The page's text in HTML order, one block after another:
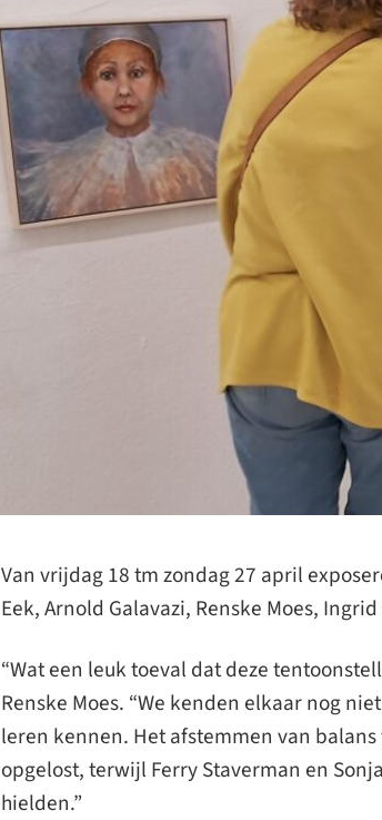
Van vrijdag 18 tm zondag 27 april
Eek, Arnold Galavazi, Renske Moes,
“Wat een leuk toeval dat deze
Renske Moes. “We kenden elkaar nog
leren kennen. Het afstemmen van
opgelost, terwijl Ferry Staverman en
hielden.”